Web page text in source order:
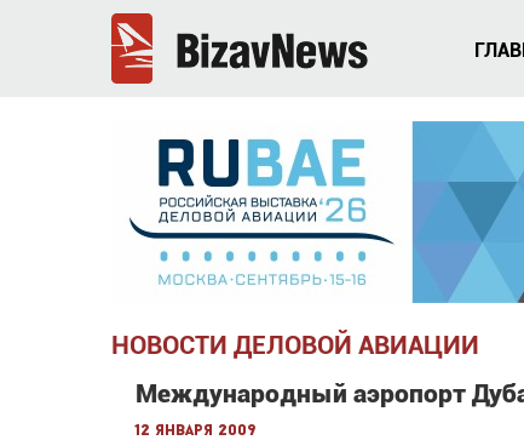
НОВОСТИ ДЕЛОВОЙ АВИАЦИИ
Международный аэропорт
12 января 2009